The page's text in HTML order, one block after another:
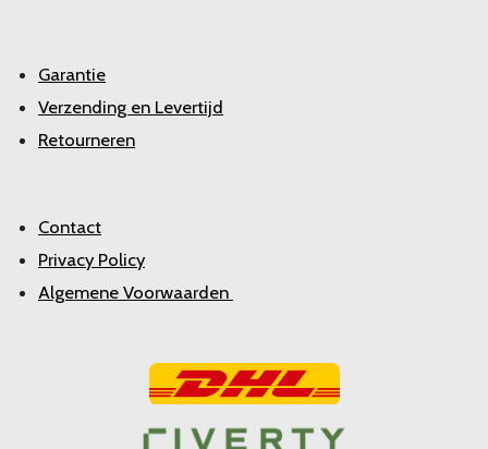
Garantie
Verzending en Levertijd
Retourneren
Contact
Privacy Policy
Algemene Voorwaarden